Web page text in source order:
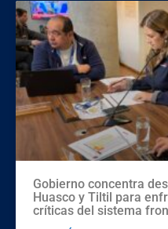
Gobierno concentra
Huasco y Tiltil para
críticas del sistema